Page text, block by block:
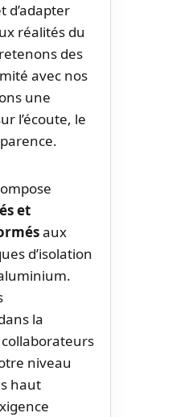
d’adapter
réalités du
des
avec nos
une
l’écoute, le
et
aux
d’isolation
la
niveau
haut